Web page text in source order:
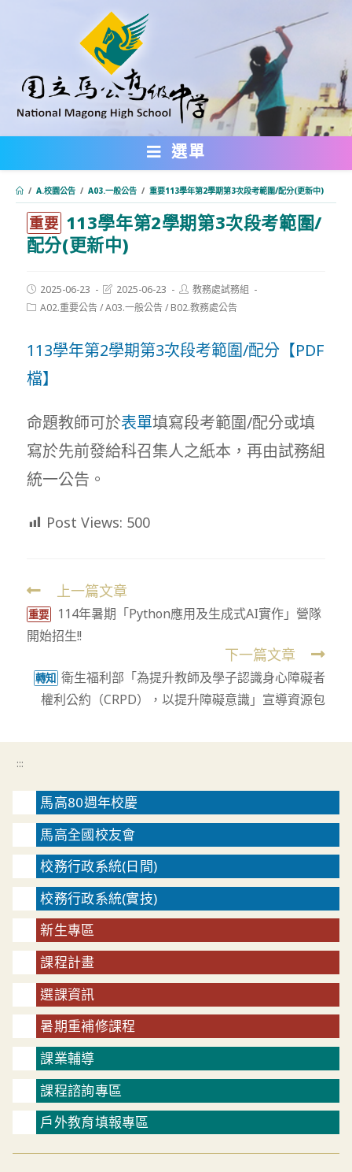
內
選單
/ A.校園公告 / A03.一般公告 / 重要113學年第2學期第3次段考範圍/配分(更新中)
重要 113學年第2學期第3次段考範圍/
配分(更新中)
Post
published:
2025-06-23
Post
modified:
2025-06-23
Post
author:
教務處試務組
PostA02.重要公告/A03.一般公告/ B02.教務處公告
113學年第2學期第3次段考範圍/配分【PDF
檔】
命題教師可於表單填寫段考範圍/配分或填
寫於先前發給科召集人之紙本，再由試務組
統一公告。
Post Views: 500
Read
more
articles
上一篇文章
重要
114年暑期「Python應用及生成式AI實作」營隊
開始招生!!
下一篇文章
轉知 衛生福利部「為提升教師及學子認識身心障礙者
權利公約（CRPD），以提升障礙意識」宣導資源包
:::
馬高80週年校慶
馬高全國校友會
校務行政系統(日間)
校務行政系統(實技)
新生專區
課程計畫
選課資訊
暑期重補修課程
課業輔導
課程諮詢專區
戶外教育填報專區